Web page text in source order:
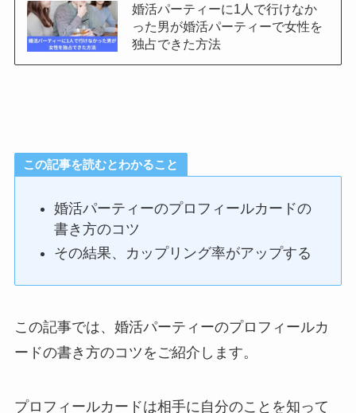
婚活パーティーに1人で行けなか
った男が婚活パーティーで女性を
独占できた方法
この記事を読むとわかること
婚活パーティーのプロフィールカードの
書き方のコツ
その結果、カップリング率がアップする
この記事では、婚活パーティーのプロフィールカ
ードの書き方のコツをご紹介します。
プロフィールカードは相手に自分のことを知って